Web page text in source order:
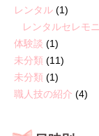
レンタル (1)
レンタルセレモ
体験談 (1)
未分類 (11)
未分類 (1)
職人技の紹介 (4)